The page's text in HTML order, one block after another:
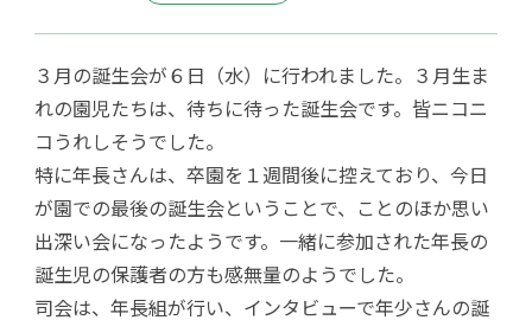
未就園児クラス
入園のご案内
アクセス
３月の誕生会が６日（水）に行われました。３月生ま
れの園児たちは、待ちに待った誕生会です。皆ニコニ
コうれしそうでした。
特に年長さんは、卒園を１週間後に控えており、今日
が園での最後の誕生会ということで、ことのほか思い
出深い会になったようです。一緒に参加された年長の
誕生児の保護者の方も感無量のようでした。
司会は、年長組が行い、インタビューで年少さんの誕